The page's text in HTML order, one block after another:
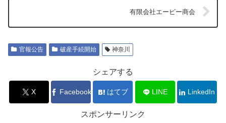
有限会社エービー商会
官報公告 破産手続開始 神奈川
シェアする
X Facebook はてブ LINE LinkedIn
スポンサーリンク